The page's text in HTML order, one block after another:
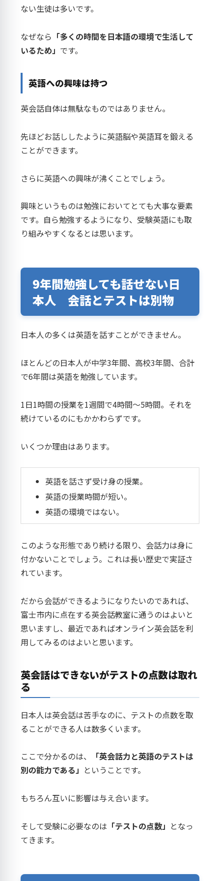
ない生徒は多いです。
なぜなら 「多くの時間を日本語の環境で生活して
いるため」 です。
英語への興味は持つ
英会話自体は無駄なものではありません。
先ほどお話ししたように英語脳や英語耳を鍛える
ことができます。
さらに英語への興味が沸くことでしょう。
興味というものは勉強においてとても大事な要素
です。自ら勉強するようになり、受験英語にも取
り組みやすくなるとは思います。
9年間勉強しても話せない日
本人 会話とテストは別物
日本人の多くは英語を話すことができません。
ほとんどの日本人が中学3年間、高校3年間、合計
で6年間は英語を勉強しています。
1日1時間の授業を1週間で4時間～5時間。それを
続けているのにもかかわらずです。
いくつか理由はあります。
英語を話さず受け身の授業。
英語の授業時間が短い。
英語の環境ではない。
このような形態であり続ける限り、会話力は身に
付かないことでしょう。これは長い歴史で実証さ
れています。
だから会話ができるようになりたいのであれば、
富士市内に点在する英会話教室に通うのはよいと
思いますし、最近であればオンライン英会話を利
用してみるのはよいと思います。
英会話はできないがテストの点数は取れ
る
日本人は英会話は苦手なのに、テストの点数を取
ることができる人は数多くいます。
ここで分かるのは、
「英会話力と英語のテストは
別の能力である」 ということです。
もちろん互いに影響は与え合います。
そして受験に必要なのは 「テストの点数」 となっ
てきます。